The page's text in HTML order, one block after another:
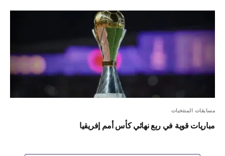
مسابقات المنتخبات
مباريات قوية في ربع نهائي كأس أمم إفريقيا